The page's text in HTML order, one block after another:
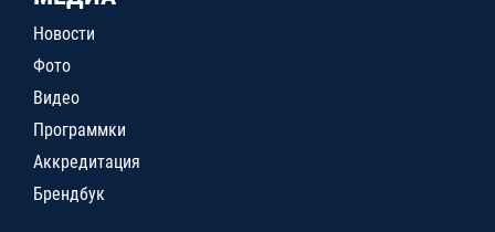
Новости
Фото
Видео
Программки
Аккредитация
Брендбук